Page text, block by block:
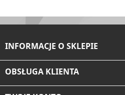
INFORMACJE O SKLEPIE
OBSŁUGA KLIENTA